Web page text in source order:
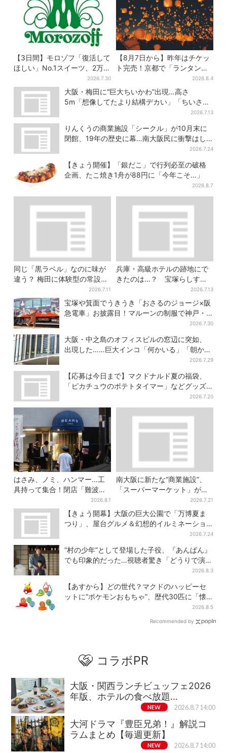
【3日間】モロゾフ「復活して
ほしい」No.1スイーツ、2万
3865票から選ばれた名作を限
定販売
2026.7.30
【8月7日から】昨年はチケッ
ト完売！京都で「ランタンフ
ェス」、最大3500の光が夜空
に…会場には縁日も
2026.8.4
大阪・梅田に“巨大ちいかわ”出現…高さ
5m「想像してたより結構デカい」「ちいさ…
2026.7.13
りんくうの商業施設「シークル」が10月末に
閉館、19年の歴史に幕…南大阪民に衝撃はし
2026.7.24
【きょう開催】「銀だこ」で行列必至の破格
企画、たこ焼き1舟が88円に「今年こそ…」
2026.8.7
同じ「黒ラベル」なのに味が
違う？ 梅田に体験型の常設
店、“1人2杯まで”で0次会にも
便利
2026.7.11
兵庫・高級ホテルの跡地にで
きたのは…？ 宝塚らしすぎ
る“豪華スーパー”を調査2026.7.13
宝塚や箕面でうきうき「おさるのジョージ×阪
急電車」お披露目！マルーンの制服で神戸・
2026.7.30
大阪・中之島のオフィスビルの窓辺に突如、
出現した……巨大インコ「何かいる」「朝から
2026.7.29
【応募は今日まで】マクドナルド夏の福袋、
「ピカチュウのポテトタイマー」などグッズ3
2026.7.20
はさみ、ノミ、ハンマー…工
具持って集合！閉店「難波ベ
アーズ」最終日400人超…最
後は「もう帰ってください」
2026.8.1
南大阪に新たな“商業施設”、
「スーパーマーケット」が先
行オープン！駅直結＆21時ま
で営業
2026.7.21
【きょう開幕】大阪の巨大公園で「万博夏ま
つり」、屋台グルメ＆幻想的イルミネーショ
2026.7.24
“村の少年”として登場した子役、『あんぱん』
でも印象的だった…視聴者驚き「どうりで演技
2026.8.3
【あすから】どの世代？マクドのハッピーセ
ットに“ポケモンおもちゃ”、歴代30匹に「懐
2026.8.5
Recommended by
コラボPR
大阪・関西ランチビュッフェ2026
年版、ホテルの食べ放題…
NEW 2026.8.7 14:00
大河ドラマ『豊臣兄弟！』解説コ
ラムまとめ【毎週更新】
NEW 2026.8.7 14:00